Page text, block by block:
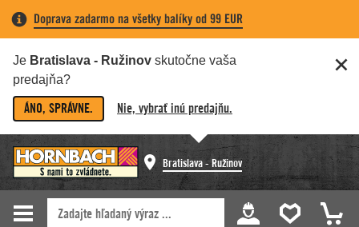
Doprava zadarmo na všetky balíky od 99 EUR
Je Bratislava - Ružinov skutočne vaša
predajňa?
ÁNO, SPRÁVNE. Nie, vybrať inú predajňu.
Bratislava - Ružinov